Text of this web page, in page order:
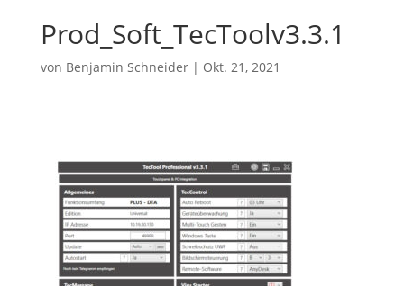
Prod_Soft_TecToolv3.3.1
von Benjamin Schneider| Okt. 21, 2021